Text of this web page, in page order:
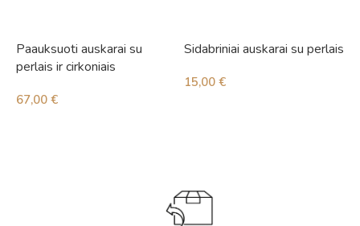
Paauksuoti auskarai su
perlais ir cirkoniais
67,00 €
Sidabriniai auskarai su perlais
15,00 €